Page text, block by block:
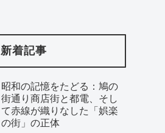
新着記事
昭和の記憶をたどる：鳩の
街通り商店街と都電、そし
て赤線が織りなした「娯楽
の街」の正体